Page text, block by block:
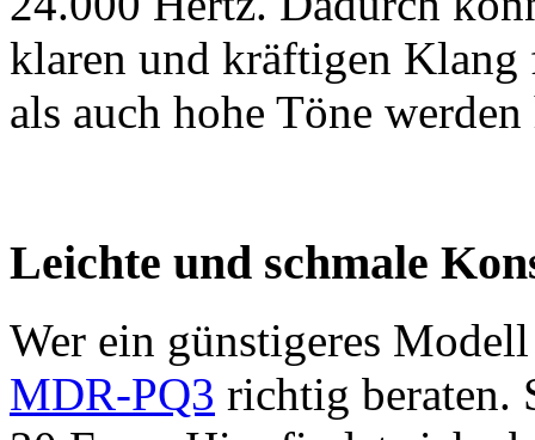
klaren und kräftigen Klang
als auch hohe Töne
Leichte und schmale
Wer ein günstigeres
MDR-PQ3 richtig beraten.